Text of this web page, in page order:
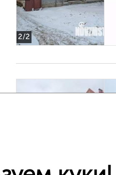
2/2